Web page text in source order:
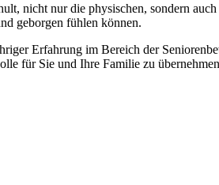
nicht nur die physischen, sondern
geborgen fühlen können.
Erfahrung im Bereich der
für Sie und Ihre Familie zu